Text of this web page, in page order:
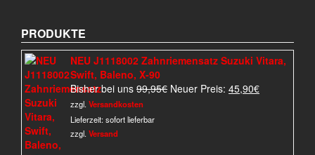
PRODUKTE
NEU J1118002 Zahnriemensatz Suzuki Vitara,
Swift, Baleno, X-90
Bisher bei uns 99,95€ Ursprünglicher
Neuer Preis: 45,90€Aktueller
zzgl. Versandkosten
Lieferzeit:sofort lieferbar
zzgl. Versand